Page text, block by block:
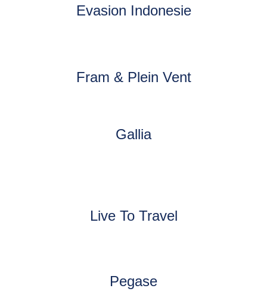
Evasion Indonesie
Fram & Plein Vent
Gallia
Live To Travel
Pegase